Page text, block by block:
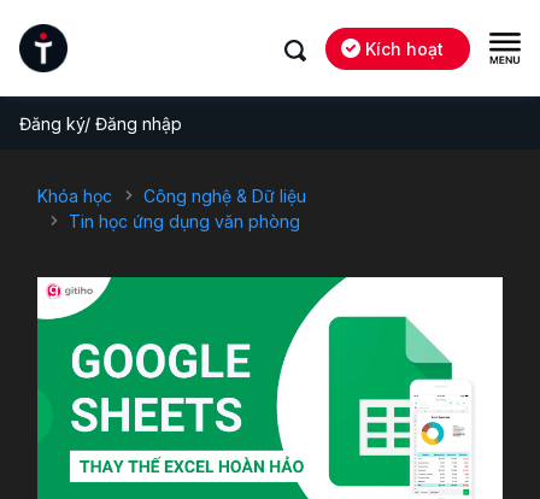
Kích hoạt
Đăng ký/ Đăng nhập
Khóa học
Công nghệ & Dữ liệu
Tin học ứng dụng văn phòng